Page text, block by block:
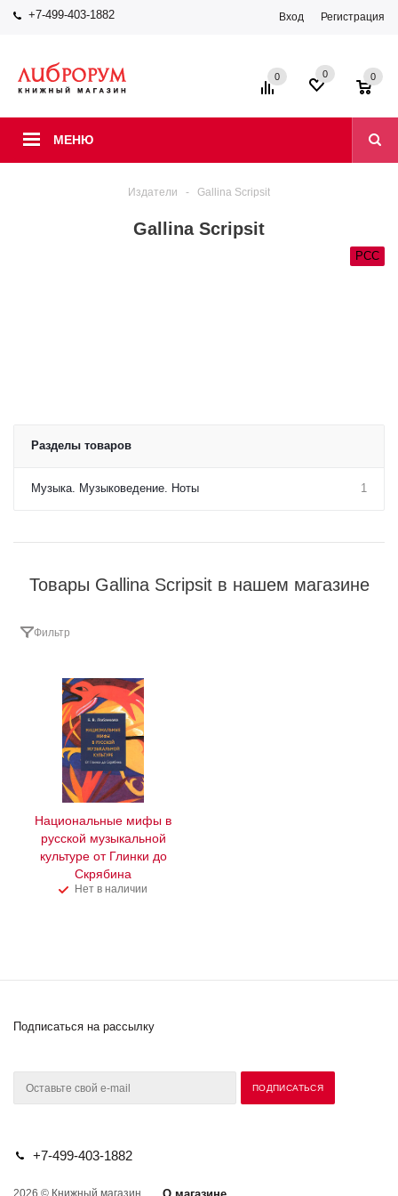
+7-499-403-1882 Вход Регистрация
МЕНЮ
0 0 0
Издатели - Gallina Scripsit
Gallina Scripsit
РСС
Разделы товаров
Музыка. Музыковедение. Ноты 1
Товары Gallina Scripsit в нашем магазине
Фильтр
Национальные мифы в
русской музыкальной
культуре от Глинки до
Скрябина
Нет в наличии
Подписаться на рассылку
+7-499-403-1882
2026 © Книжный магазин